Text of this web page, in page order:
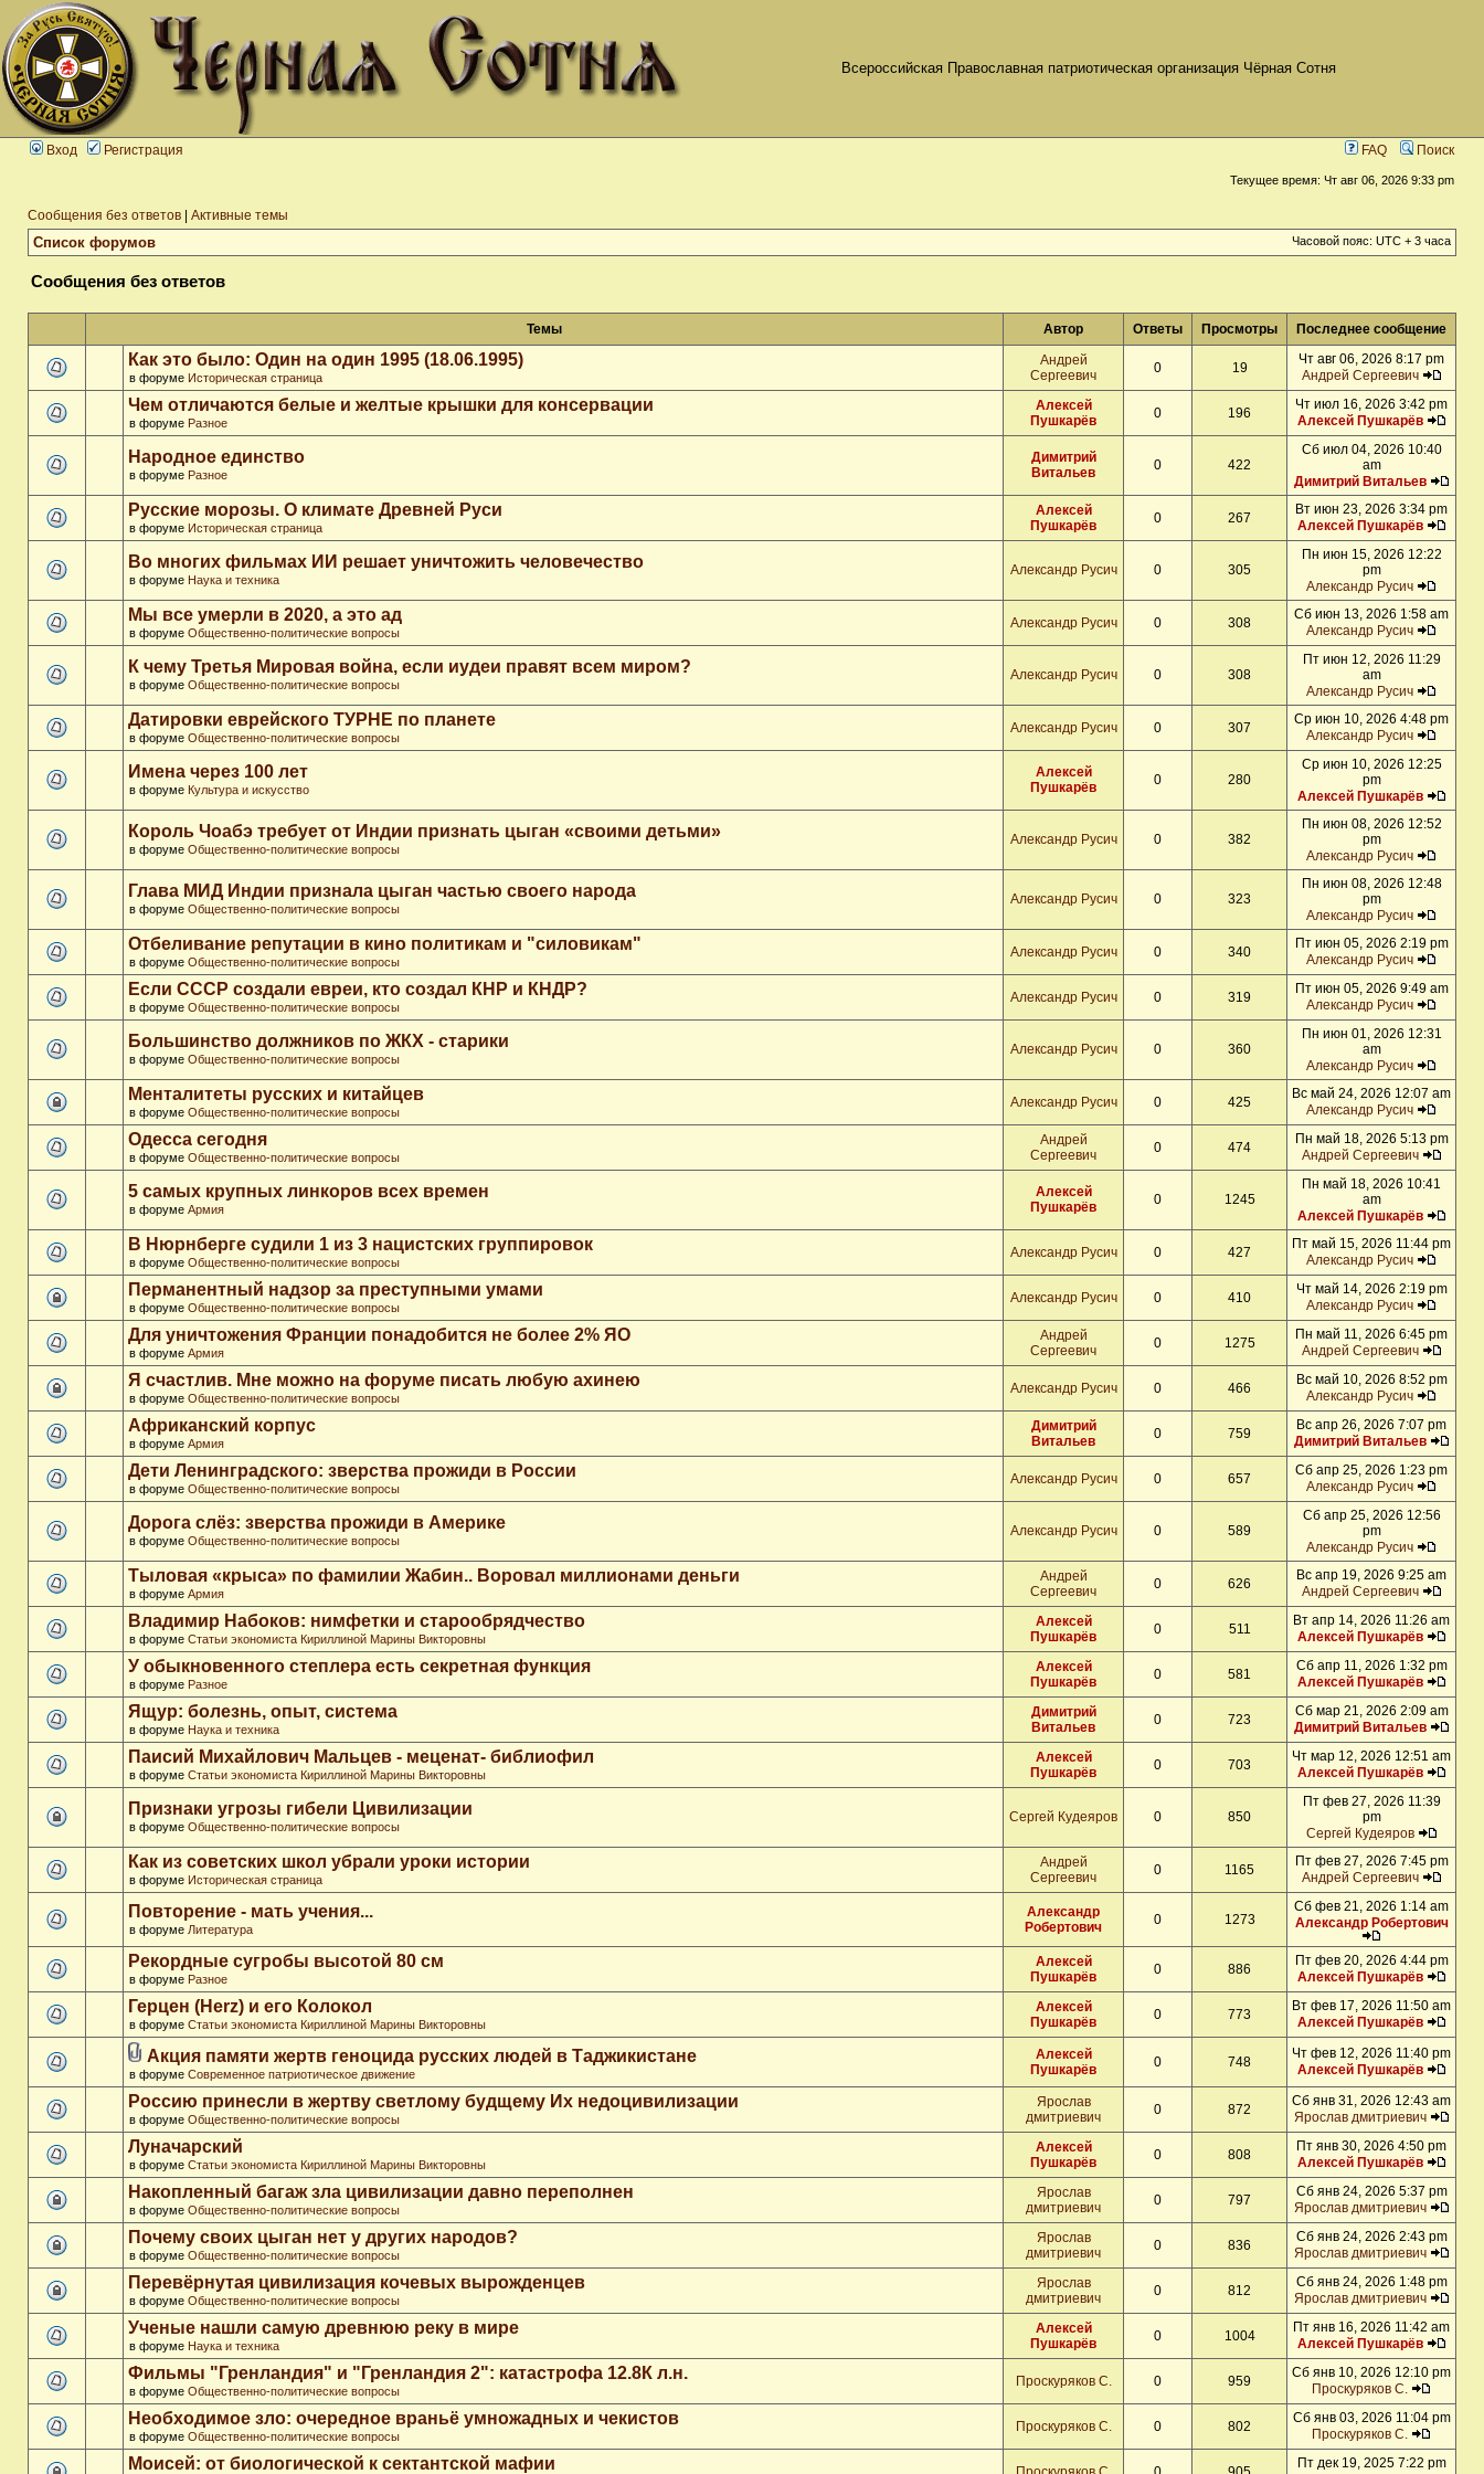
Всероссийская Православная патриотическая организация Чёрная Сотня
Вход Регистрация FAQ Поиск
Текущее время: Чт авг 06, 2026 9:33 pm
Сообщения без ответов Активные темы
Список форумов Часовой пояс: UTC + 3 часа
Сообщения без ответов
Темы Автор Ответы Просмотры Последнее сообщение
Как это было: Один на один 1995 (18.06.1995)
в форуме Историческая страница
Андрей
Сергеевич
0 19
Чт авг 06, 2026 8:17 pm
Андрей Сергеевич
Чем отличаются белые и желтые крышки для консервации
в форуме Разное
Алексей
Пушкарёв
0 196
Чт июл 16, 2026 3:42 pm
Алексей Пушкарёв
Народное единство
в форуме Разное
Димитрий
Витальев
0 422
Сб июл 04, 2026 10:40
am
Димитрий Витальев
Русские морозы. О климате Древней Руси
в форуме Историческая страница
Алексей
Пушкарёв
0 267
Вт июн 23, 2026 3:34 pm
Алексей Пушкарёв
Во многих фильмах ИИ решает уничтожить человечество
в форуме Наука и техника
Александр Русич 0 305
Пн июн 15, 2026 12:22
pm
Александр Русич
Мы все умерли в 2020, а это ад
в форуме Общественно-политические вопросы
Александр Русич 0 308
Сб июн 13, 2026 1:58 am
Александр Русич
К чему Третья Мировая война, если иудеи правят всем миром?
в форуме Общественно-политические вопросы
Александр Русич 0 308
Пт июн 12, 2026 11:29
am
Александр Русич
Датировки еврейского ТУРНЕ по планете
в форуме Общественно-политические вопросы
Александр Русич 0 307
Ср июн 10, 2026 4:48 pm
Александр Русич
Имена через 100 лет
в форуме Культура и искусство
Алексей
Пушкарёв
0 280
Ср июн 10, 2026 12:25
pm
Алексей Пушкарёв
Король Чоабэ требует от Индии признать цыган «своими детьми»
в форуме Общественно-политические вопросы
Александр Русич 0 382
Пн июн 08, 2026 12:52
pm
Александр Русич
Глава МИД Индии признала цыган частью своего народа
в форуме Общественно-политические вопросы
Александр Русич 0 323
Пн июн 08, 2026 12:48
pm
Александр Русич
Отбеливание репутации в кино политикам и "силовикам"
в форуме Общественно-политические вопросы
Александр Русич 0 340
Пт июн 05, 2026 2:19 pm
Александр Русич
Если СССР создали евреи, кто создал КНР и КНДР?
в форуме Общественно-политические вопросы
Александр Русич 0 319
Пт июн 05, 2026 9:49 am
Александр Русич
Большинство должников по ЖКХ - старики
в форуме Общественно-политические вопросы
Александр Русич 0 360
Пн июн 01, 2026 12:31
am
Александр Русич
Менталитеты русских и китайцев
в форуме Общественно-политические вопросы
Александр Русич 0 425
Вс май 24, 2026 12:07 am
Александр Русич
Одесса сегодня
в форуме Общественно-политические вопросы
Андрей
Сергеевич
0 474
Пн май 18, 2026 5:13 pm
Андрей Сергеевич
5 самых крупных линкоров всех времен
в форуме Армия
Алексей
Пушкарёв
0 1245
Пн май 18, 2026 10:41
am
Алексей Пушкарёв
В Нюрнберге судили 1 из 3 нацистских группировок
в форуме Общественно-политические вопросы
Александр Русич 0 427
Пт май 15, 2026 11:44 pm
Александр Русич
Перманентный надзор за преступными умами
в форуме Общественно-политические вопросы
Александр Русич 0 410
Чт май 14, 2026 2:19 pm
Александр Русич
Для уничтожения Франции понадобится не более 2% ЯО
в форуме Армия
Андрей
Сергеевич
0 1275
Пн май 11, 2026 6:45 pm
Андрей Сергеевич
Я счастлив. Мне можно на форуме писать любую ахинею
в форуме Общественно-политические вопросы
Александр Русич 0 466
Вс май 10, 2026 8:52 pm
Александр Русич
Африканский корпус
в форуме Армия
Димитрий
Витальев
0 759
Вс апр 26, 2026 7:07 pm
Димитрий Витальев
Дети Ленинградского: зверства прожиди в России
в форуме Общественно-политические вопросы
Александр Русич 0 657
Сб апр 25, 2026 1:23 pm
Александр Русич
Дорога слёз: зверства прожиди в Америке
в форуме Общественно-политические вопросы
Александр Русич 0 589
Сб апр 25, 2026 12:56
pm
Александр Русич
Тыловая «крыса» по фамилии Жабин.. Воровал миллионами деньги
в форуме Армия
Андрей
Сергеевич
0 626
Вс апр 19, 2026 9:25 am
Андрей Сергеевич
Владимир Набоков: нимфетки и старообрядчество
в форуме Статьи экономиста Кириллиной Марины Викторовны
Алексей
Пушкарёв
0 511
Вт апр 14, 2026 11:26 am
Алексей Пушкарёв
У обыкновенного степлера есть секретная функция
в форуме Разное
Алексей
Пушкарёв
0 581
Сб апр 11, 2026 1:32 pm
Алексей Пушкарёв
Ящур: болезнь, опыт, система
в форуме Наука и техника
Димитрий
Витальев
0 723
Сб мар 21, 2026 2:09 am
Димитрий Витальев
Паисий Михайлович Мальцев - меценат- библиофил
в форуме Статьи экономиста Кириллиной Марины Викторовны
Алексей
Пушкарёв
0 703
Чт мар 12, 2026 12:51 am
Алексей Пушкарёв
Признаки угрозы гибели Цивилизации
в форуме Общественно-политические вопросы
Сергей Кудеяров 0 850
Пт фев 27, 2026 11:39
pm
Сергей Кудеяров
Как из советских школ убрали уроки истории
в форуме Историческая страница
Андрей
Сергеевич
0 1165
Пт фев 27, 2026 7:45 pm
Андрей Сергеевич
Повторение - мать учения...
в форуме Литература
Александр
Робертович
0 1273
Сб фев 21, 2026 1:14 am
Александр Робертович
Рекордные сугробы высотой 80 см
в форуме Разное
Алексей
Пушкарёв
0 886
Пт фев 20, 2026 4:44 pm
Алексей Пушкарёв
Герцен (Herz) и его Колокол
в форуме Статьи экономиста Кириллиной Марины Викторовны
Алексей
Пушкарёв
0 773
Вт фев 17, 2026 11:50 am
Алексей Пушкарёв
Акция памяти жертв геноцида русских людей в Таджикистане
в форуме Современное патриотическое движение
Алексей
Пушкарёв
0 748
Чт фев 12, 2026 11:40 pm
Алексей Пушкарёв
Россию принесли в жертву светлому будщему Их недоцивилизации
в форуме Общественно-политические вопросы
Ярослав
дмитриевич
0 872
Сб янв 31, 2026 12:43 am
Ярослав дмитриевич
Луначарский
в форуме Статьи экономиста Кириллиной Марины Викторовны
Алексей
Пушкарёв
0 808
Пт янв 30, 2026 4:50 pm
Алексей Пушкарёв
Накопленный багаж зла цивилизации давно переполнен
в форуме Общественно-политические вопросы
Ярослав
дмитриевич
0 797
Сб янв 24, 2026 5:37 pm
Ярослав дмитриевич
Почему своих цыган нет у других народов?
в форуме Общественно-политические вопросы
Ярослав
дмитриевич
0 836
Сб янв 24, 2026 2:43 pm
Ярослав дмитриевич
Перевёрнутая цивилизация кочевых вырожденцев
в форуме Общественно-политические вопросы
Ярослав
дмитриевич
0 812
Сб янв 24, 2026 1:48 pm
Ярослав дмитриевич
Ученые нашли самую древнюю реку в мире
в форуме Наука и техника
Алексей
Пушкарёв
0 1004
Пт янв 16, 2026 11:42 am
Алексей Пушкарёв
Фильмы "Гренландия" и "Гренландия 2": катастрофа 12.8К л.н.
в форуме Общественно-политические вопросы
Проскуряков С. 0 959
Сб янв 10, 2026 12:10 pm
Проскуряков С.
Необходимое зло: очередное враньё умножадных и чекистов
в форуме Общественно-политические вопросы
Проскуряков С. 0 802
Сб янв 03, 2026 11:04 pm
Проскуряков С.
Моисей: от биологической к сектантской мафии
Пт дек 19, 2025 7:22 pm